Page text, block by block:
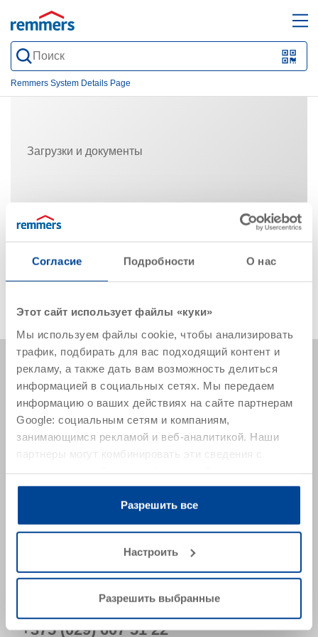
Согласие Подробности О нас
Этот сайт использует файлы «куки»
Мы используем файлы cookie, чтобы анализировать
трафик, подбирать для вас подходящий контент и
рекламу, а также дать вам возможность делиться
информацией в социальных сетях. Мы передаем
информацию о ваших действиях на сайте партнерам
Google: социальным сетям и компаниям,
занимающимся рекламой и веб-аналитикой. Наши
партнеры могут комбинировать эти сведения с
данными, которые они получили при использовании
Разрешить все
Настроить
Разрешить выбранные
QR-
form
Remmers System Details Page
Загрузки и документы
Системные продукты
223028, Минская обл.,
Минский р-н, Ждановичский с/с, а/г Ждановичи, ул.
info@remmers.by
Отдел продаж
+375 (017) 388 44 41
+375 (044) 526 00 90
+375 (029) 607 51 22